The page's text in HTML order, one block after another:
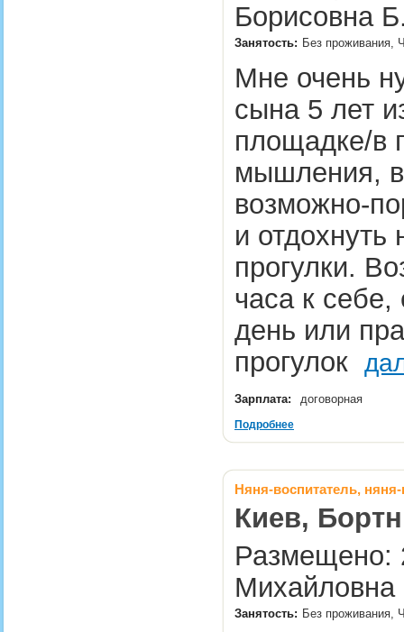
Борисовна
Занятость: Без проживания,
Мне очень
сына 5 лет
площадке/в
мышления,
возможно-
и
прогулки.
часа к
день или
прогулок
Зарплата: договорная
Подробнее
Няня-воспитатель, няня-
Киев,
Размещено:
Михайловна
Занятость: Без проживания,